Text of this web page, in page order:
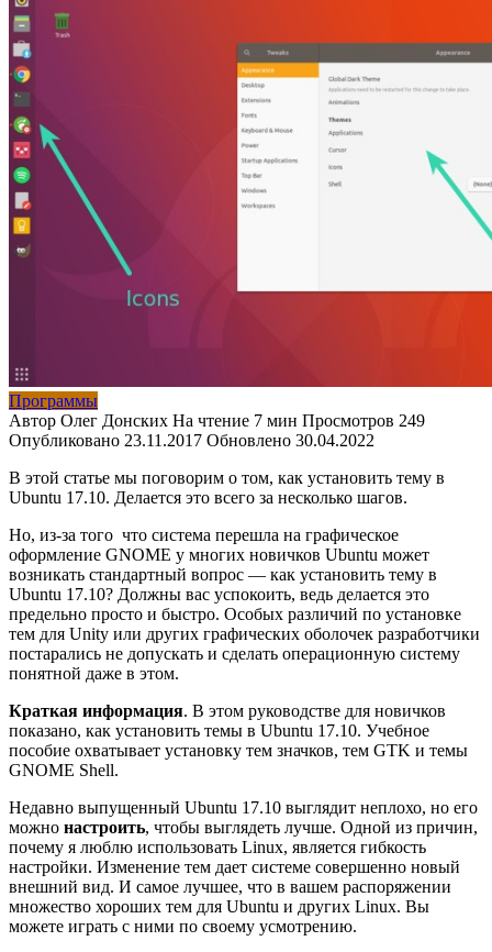
Программы
Автор Олег Донских На чтение 7 мин Просмотров 249
Опубликовано
Обновлено 30.04.2022
В этой статье мы поговорим о том, как установить тему в
Ubuntu 17.10. Делается это всего за несколько шагов.
Но, из-за того что система перешла на графическое
оформление GNOME у многих новичков Ubuntu может
возникать стандартный вопрос — как установить тему в
Ubuntu 17.10? Должны вас успокоить, ведь делается это
предельно просто и быстро. Особых различий по установке
тем для Unity или других графических оболочек разработчики
постарались не допускать и сделать операционную систему
понятной даже в этом.
Краткая информация. В этом руководстве для новичков
показано, как установить темы в Ubuntu 17.10. Учебное
пособие охватывает установку тем значков, тем GTK и темы
GNOME Shell.
Недавно выпущенный Ubuntu 17.10 выглядит неплохо, но его
можно настроить, чтобы выглядеть лучше. Одной из причин,
почему я люблю использовать Linux, является гибкость
настройки. Изменение тем дает системе совершенно новый
внешний вид. И самое лучшее, что в вашем распоряжении
множество хороших тем для Ubuntu и других Linux. Вы
можете играть с ними по своему усмотрению.